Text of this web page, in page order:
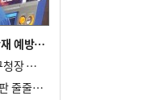
노동자 살인 폭염과 사투…회사는 산재 예방·전기료 절감 전력
강서구 기간제노동자 사망, 전임 부구청장 檢 송치
중대재해법 위헌제청 파장…관련 재판 줄줄이 브레이크